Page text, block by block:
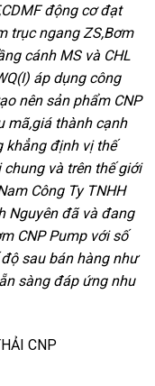
động cơ đạt
trục ngang ZS,Bơm
cánh MS và CHL
áp dụng công
nên sản phẩm CNP
mã,giá thành cạnh
khẳng định vị thế
và trên thế giới
Công Ty TNHH
Nguyên đã và đang
CNP Pump với số
sau bán hàng như
sàng đáp ứng nhu
CNP